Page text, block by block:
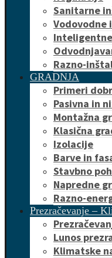
Sanitarne
Vodovodne
Razno-
GRADNJA
Primeri
Pasivna in
Montažna
Klasična
Izolacije
Barve in
Stavbno
Napredne
Razno-
Prezračevanje –
Lunos
Klimatske